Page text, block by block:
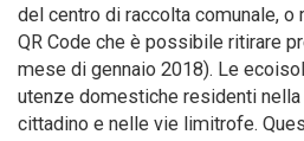
del centro di raccolta comunale,
QR Code che è possibile ritirare
mese di gennaio 2018). Le
utenze domestiche residenti
cittadino e nelle vie limitrofe.